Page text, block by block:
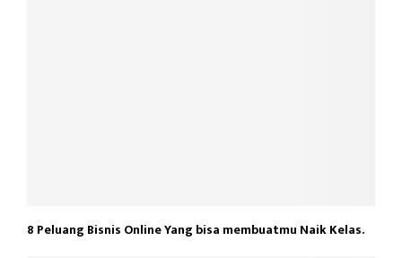
8 Peluang Bisnis Online Yang bisa membuatmu Naik Kelas.